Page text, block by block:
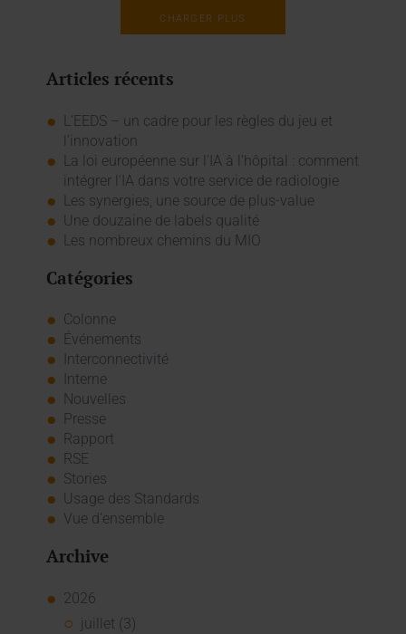
CHARGER PLUS
Articles récents
L’EEDS – un cadre pour les règles du jeu et
l’innovation
La loi européenne sur l'IA à l'hôpital : comment
intégrer l'IA dans votre service de radiologie
Les synergies, une source de plus-value
Une douzaine de labels qualité
Les nombreux chemins du MIO
Catégories
Colonne
Événements
Interconnectivité
Interne
Nouvelles
Presse
Rapport
RSE
Stories
Usage des Standards
Vue d'ensemble
Archive
2026
juillet (3)